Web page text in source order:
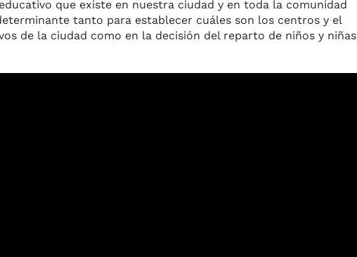
que existe en nuestra ciudad y en toda la comunidad
tanto para establecer cuáles son los centros y el
de la ciudad como en la decisión del reparto de niños y niñas